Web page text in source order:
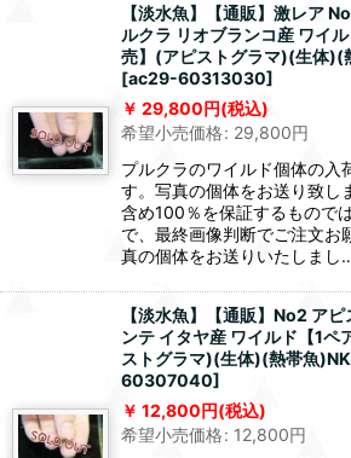
【淡水魚】【通販】激レア
ルクラ リオブランコ産 ワイ
売】(アピストグラマ)(生体)(
[ac29-60313030]
29,800円(税込)
希望小売価格: 29,800円
プルクラのワイルド個体の入
す。写真の個体をお送り致し
含め100％を保証するもので
で、最終画像判断でご注文お
真の個体をお送りいたしまし
【淡水魚】【通販】No2 ア
ンテ イタヤ産 ワイルド【1ペ
ストグラマ)(生体)(熱帯魚
60307040]
12,800円(税込)
希望小売価格: 12,800円